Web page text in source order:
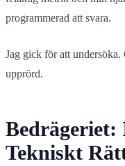
programmerad att svara.
Jag gick för att
upprörd.
Bedrägeriet:
Tekniskt